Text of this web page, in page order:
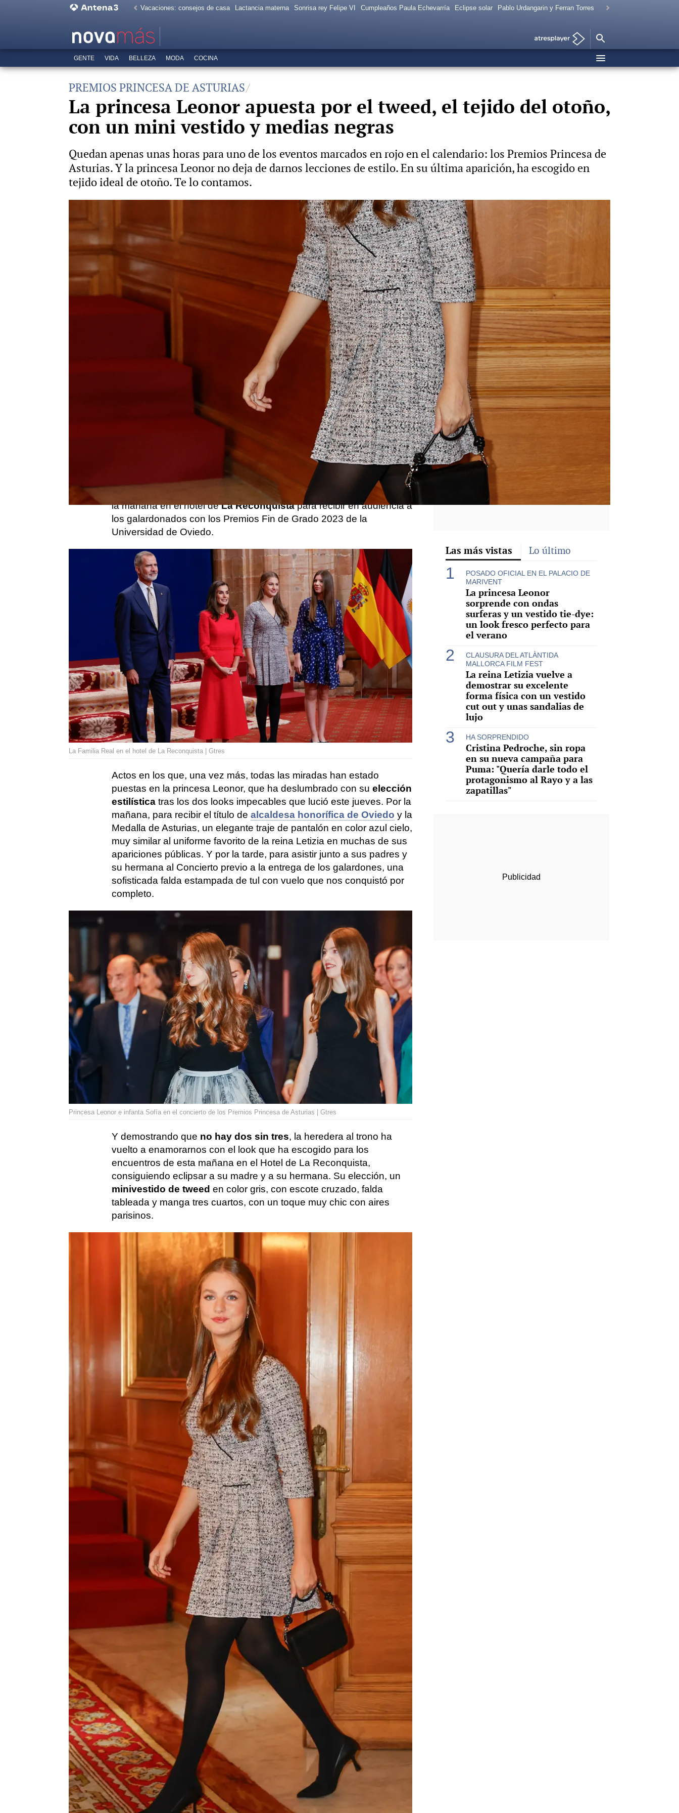
Vacaciones: consejos de casa Lactancia materna Sonrisa rey Felipe VI Cumpleaños Paula Echevarría Eclipse solar Pablo Urdangarin y Ferran Torres
GENTE VIDA BELLEZA MODA COCINA
PREMIOS PRINCESA DE ASTURIAS
La princesa Leonor apuesta por el tweed, el tejido del otoño,
con un mini vestido y medias negras
Quedan apenas unas horas para uno de los eventos marcados en rojo en el calendario: los Premios Princesa de
Asturias. Y la princesa Leonor no deja de darnos lecciones de estilo. En su última aparición, ha escogido en
tejido ideal de otoño. Te lo contamos.
La infanta Sofía eclipsa a la princesa Leonor con un vestido veraniego de Zara y labios color burdeos
25 de octubre de 2024, 14:04 WhatsappFacebook
X Flipboard
Cumpliendo con la tradición, antes de la gran gala de entrega de los
que se celebrarán esta tarde
en el Teatro Campoamor de Oviedo, los reyes Felipe y Letizia
Sofíahan reaparecido este viernes por
la mañana en el hotel deLa Reconquistapara recibir en audiencia a
los galardonados con los Premios Fin de Grado 2023 de la
Universidad de Oviedo.
La Familia Real en el hotel de La Reconquista | Gtres
Actos en los que, una vez más, todas las miradas han estado
puestas en la princesa Leonor, que ha deslumbrado con su elección
estilística tras los dos looks impecables que lució este jueves. Por la
mañana, para recibir el título de alcaldesa honorífica de Oviedo y la
Medalla de Asturias, un elegante traje de pantalón en color azul cielo,
muy similar al uniforme favorito de la reina Letizia en muchas de sus
apariciones públicas. Y por la tarde, para asistir junto a sus padres y
su hermana al Concierto previo a la entrega de los galardones, una
sofisticada falda estampada de tul con vuelo que nos conquistó por
completo.
Princesa Leonor e infanta Sofía en el concierto de los Premios Princesa de Asturias | Gtres
Y demostrando que no hay dos sin tres, la heredera al trono ha
vuelto a enamorarnos con el look que ha escogido para los
encuentros de esta mañana en el Hotel de La Reconquista,
consiguiendo eclipsar a su madre y a su hermana. Su elección, un
minivestido de tweed en color gris, con escote cruzado, falda
tableada y manga tres cuartos, con un toque muy chic con aires
parisinos.
Las más vistas Lo último
POSADO OFICIAL EN EL PALACIO DE
MARIVENT
La princesa Leonor
sorprende con ondas
surferas y un vestido tie-dye:
un look fresco perfecto para
el verano
CLAUSURA DEL ATLÀNTIDA
MALLORCA FILM FEST
La reina Letizia vuelve a
demostrar su excelente
forma física con un vestido
cut out y unas sandalias de
lujo
HA SORPRENDIDO
Cristina Pedroche, sin ropa
en su nueva campaña para
Puma: "Quería darle todo el
protagonismo al Rayo y a las
zapatillas"